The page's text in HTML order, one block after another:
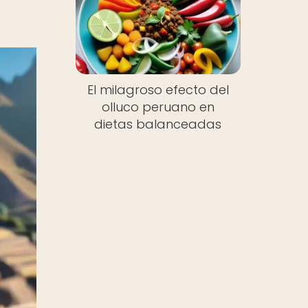
El milagroso efecto del
olluco peruano en
dietas balanceadas